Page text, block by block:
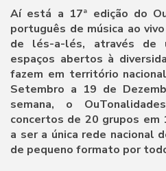
Aí está a 17ª edição do
português de música ao
de lés-a-lés, através de
espaços abertos à
fazem em território
Setembro a 19 de
semana, o
concertos de 20 grupos em
a ser a única rede nacional
de pequeno formato por